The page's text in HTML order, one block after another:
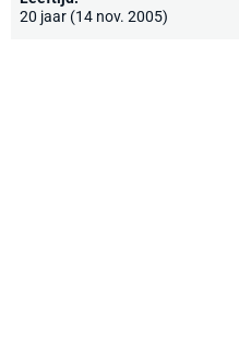
20 jaar (14 nov. 2005)